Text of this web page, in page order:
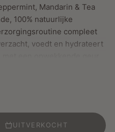
Mandarin & Tea
100% natuurlijke
compleet
voedt en hydrateert
en tea tree. De lichte
de huid en zorgt voor
in balans houden van de
bevordert. Perfect na
UITVERKOCHT